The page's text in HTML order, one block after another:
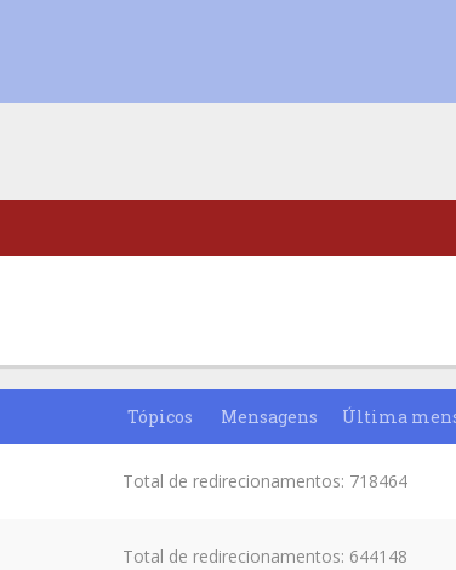
Tópicos Mensagens Última
Total de redirecionamentos: 718464
Total de redirecionamentos: 644148